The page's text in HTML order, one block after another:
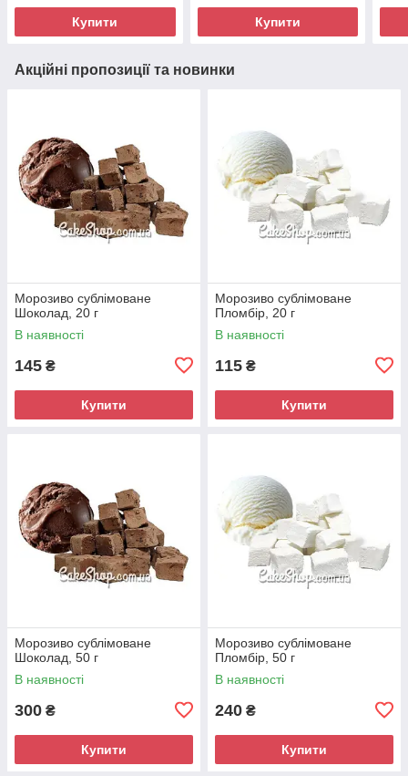
Купити Купити
Акційні пропозиції та новинки
Морозиво сублімоване
Шоколад, 20 г
В наявності
145 ₴
Купити
Морозиво сублімоване
Пломбір, 20 г
В наявності
115 ₴
Купити
Морозиво сублімоване
Шоколад, 50 г
В наявності
300 ₴
Купити
Морозиво сублімоване
Пломбір, 50 г
В наявності
240 ₴
Купити